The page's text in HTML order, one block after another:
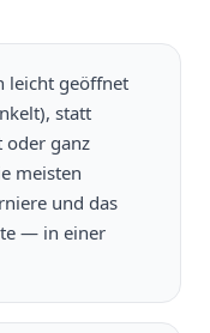
leicht geöffnet
statt
oder ganz
meisten
und das
— in einer